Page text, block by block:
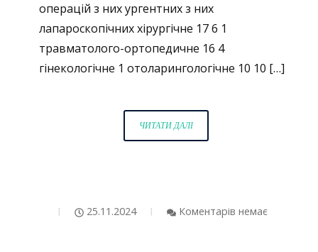
операцій з них ургентних з них
лапароскопічних хірургічне 17 6 1
травматолого-ортопедичне 16 4
гінекологічне 1 отоларингологічне 10 10 […]
ЧИТАТИ ДАЛІОПЕРАТИВНИЙ
ЗВІТ
25.11.2024 Коментарів немає